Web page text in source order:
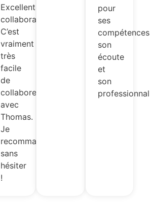
Excellente
collaboration.
C’est
vraiment
très
facile
de
collaborer
avec
Thomas.
Je
recommande
sans
hésiter
!
pour
ses
son
écoute
et
son